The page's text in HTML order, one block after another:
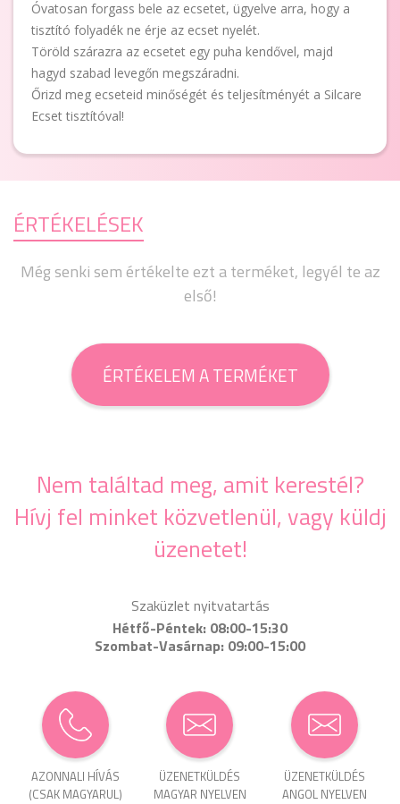
Óvatosan forgass bele az ecsetet, ügyelve arra, hogy a
tisztító folyadék ne érje az ecset nyelét.
Töröld szárazra az ecsetet egy puha kendővel, majd
hagyd szabad levegőn megszáradni.
Őrizd meg ecseteid minőségét és teljesítményét a Silcare
Ecset tisztítóval!
ÉRTÉKELÉSEK
Még senki sem értékelte ezt a terméket, legyél te az
első!
ÉRTÉKELEM A TERMÉKET
Nem találtad meg, amit kerestél?
Hívj fel minket közvetlenül, vagy küldj
üzenetet!
Szaküzlet nyitvatartás
Hétfő-Péntek: 08:00-15:30
Szombat-Vasárnap: 09:00-15:00
AZONNALI HÍVÁS
(CSAK MAGYARUL)
ÜZENET­KÜLDÉS
MAGYAR NYELVEN
ÜZENET­KÜLDÉS
ANGOL NYELVEN